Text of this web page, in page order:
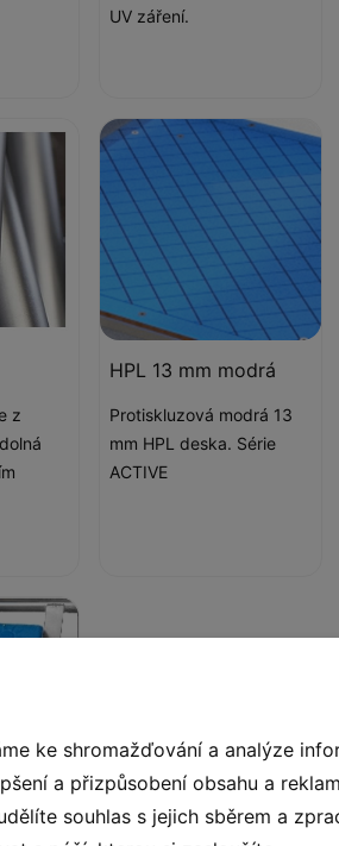
UV záření.
z
HPL 13 mm modrá
Protiskluzová modrá 13
mm HPL deska. Série
ACTIVE
ke shromažďování a analýze
a přizpůsobení obsahu a
souhlas s jejich sběrem a